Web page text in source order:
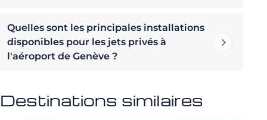
Quelles sont les principales installations
disponibles pour les jets privés à
l'aéroport de Genève ?
Destinations similaires